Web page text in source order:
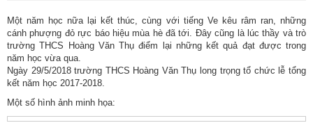
Một năm học nữa lại kết thúc, cùng với tiếng Ve kêu râm ran, những
cánh phượng đỏ rực báo hiệu mùa hè đã tới. Đây cũng là lúc thầy và trò
trường THCS Hoàng Văn Thụ điểm lại những kết quả đạt được trong
năm học vừa qua.
Ngày 29/5/2018 trường THCS Hoàng Văn Thụ long trọng tổ chức lễ tổng
kết năm học 2017-2018.
Một số hình ảnh minh họa: